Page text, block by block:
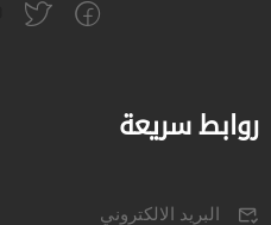
روابط سريعة
البريد الالكتروني